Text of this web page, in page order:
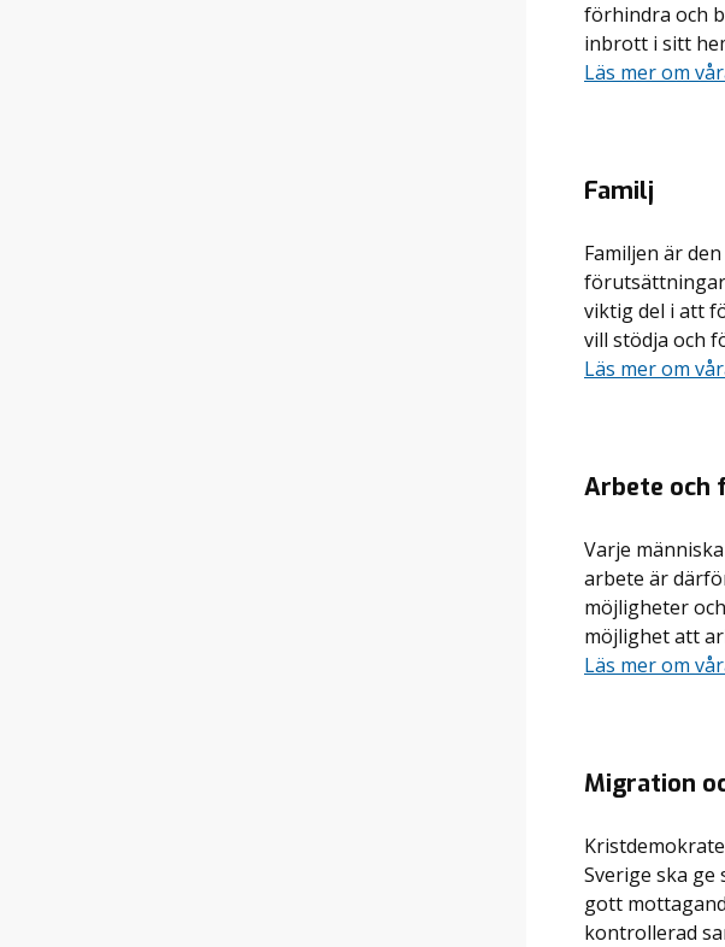
förhindra och
inbrott i sitt
Läs mer om
Familj
Familjen är
förutsättningar
viktig del i att
vill stödja och
Läs mer om
Arbete och
Varje
arbete är
möjligheter
möjlighet att
Läs mer om
Migration
Sverige ska
gott
kontrollerad